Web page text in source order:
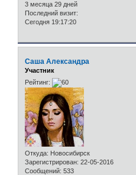
3 месяца 29 дней
Последний визит:
Сегодня 19:17:20
Саша Александра
Участник
Рейтинг:
Откуда: Новосибирск
Зарегистрирован: 22-05-2016
Сообщений: 533